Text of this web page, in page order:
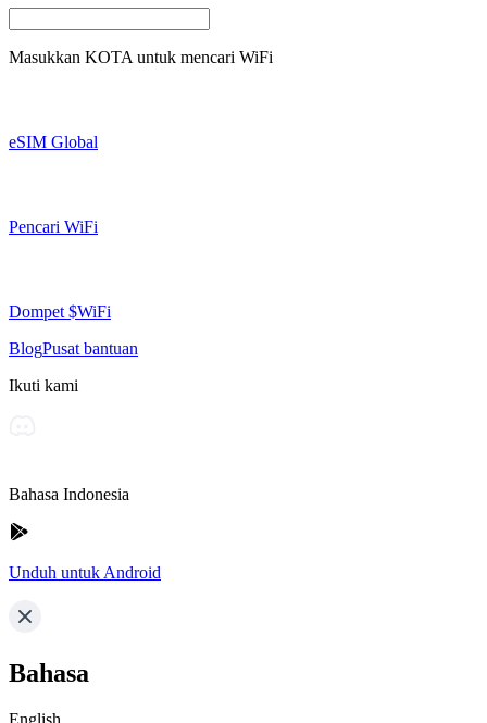
Masukkan KOTA untuk mencari WiFi
eSIM Global
Pencari WiFi
Dompet $WiFi
BlogPusat bantuan
Ikuti kami
Bahasa Indonesia
Unduh untuk Android
Bahasa
English